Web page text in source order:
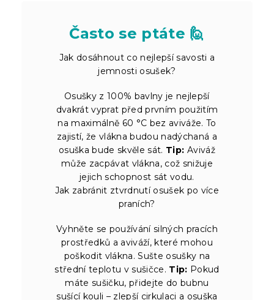
Často se ptáte 🙋
Jak dosáhnout co nejlepší savosti a
jemnosti osušek?
Osušky z 100% bavlny je nejlepší
dvakrát vyprat před prvním použitím
na maximálně 60 °C bez aviváže. To
zajistí, že vlákna budou nadýchaná a
osuška bude skvěle sát. Tip: Aviváž
může zacpávat vlákna, což snižuje
jejich schopnost sát vodu.
Jak zabránit ztvrdnutí osušek po více
praních?
Vyhněte se používání silných pracích
prostředků a aviváží, které mohou
poškodit vlákna. Sušte osušky na
střední teplotu v sušičce. Tip: Pokud
máte sušičku, přidejte do bubnu
sušící kouli – zlepší cirkulaci a osuška